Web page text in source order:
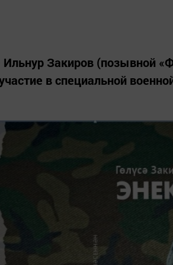
Закиров (позывной
в специальной